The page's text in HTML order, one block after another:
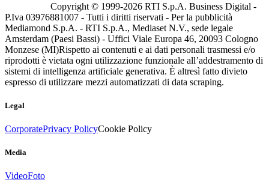
Copyright © 1999-2026 RTI S.p.A. Business Digital -
P.Iva 03976881007 - Tutti i diritti riservati - Per la pubblicità
Mediamond S.p.A. - RTI S.p.A., Mediaset N.V., sede legale
Amsterdam (Paesi Bassi) - Uffici Viale Europa 46, 20093 Cologno
Monzese (MI)Rispetto ai contenuti e ai dati personali trasmessi e/o
riprodotti è vietata ogni utilizzazione funzionale all’addestramento di
sistemi di intelligenza artificiale generativa. È altresì fatto divieto
espresso di utilizzare mezzi automatizzati di data scraping.
Legal
CorporatePrivacy PolicyCookie Policy
Media
VideoFoto